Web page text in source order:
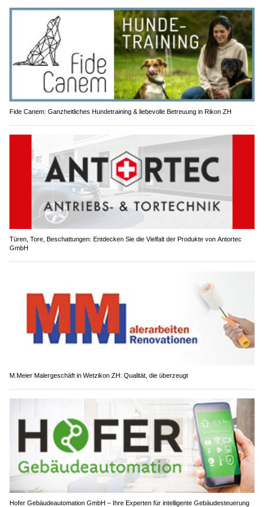
Fide Canem: Ganzheitliches Hundetraining & liebevolle Betreuung in Rikon ZH
Türen, Tore, Beschattungen: Entdecken Sie die Vielfalt der Produkte von Antortec
GmbH
M.Meier Malergeschäft in Wetzikon ZH: Qualität, die überzeugt
Hofer Gebäudeautomation GmbH – Ihre Experten für intelligente Gebäudesteuerung